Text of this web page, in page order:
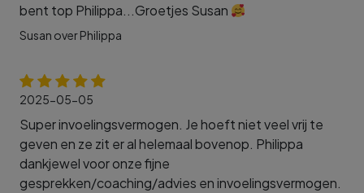
bent top Philippa...Groetjes Susan
Susan over Philippa
2025-05-05
Super invoelingsvermogen. Je hoeft niet veel vrij te
geven en ze zit er al helemaal bovenop. Philippa
dankjewel voor onze fijne
gesprekken/coaching/advies en invoelingsvermogen.